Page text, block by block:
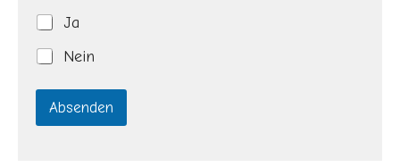
Ja
Nein
Absenden